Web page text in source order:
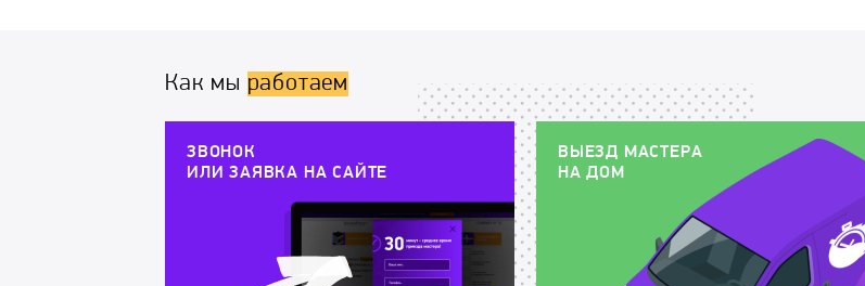
Как мы работаем
ЗВОНОК
ИЛИ ЗАЯВКА НА САЙТЕ
ВЫЕЗД МАСТЕРА
НА ДОМ